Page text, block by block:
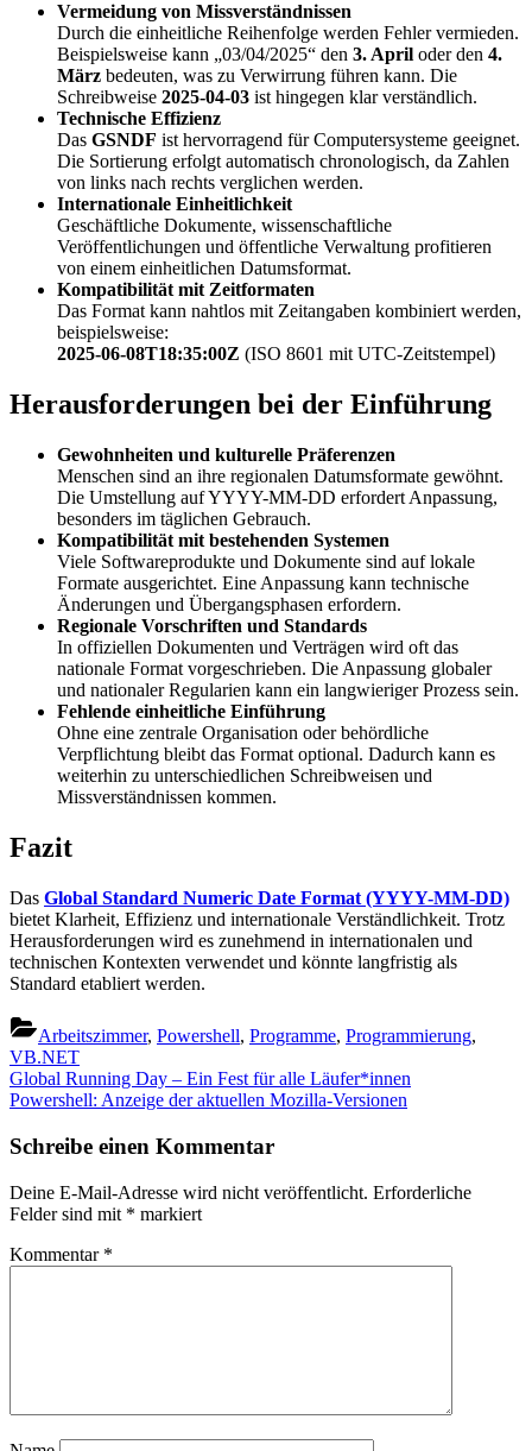
Vermeidung von Missverständnissen
Durch die einheitliche Reihenfolge werden Fehler vermieden.
Beispielsweise kann „03/04/2025“ den 3. April oder den 4.
März bedeuten, was zu Verwirrung führen kann. Die
Schreibweise 2025-04-03 ist hingegen klar verständlich.
Technische Effizienz
Das GSNDF ist hervorragend für Computersysteme geeignet.
Die Sortierung erfolgt automatisch chronologisch, da Zahlen
von links nach rechts verglichen werden.
Internationale Einheitlichkeit
Geschäftliche Dokumente, wissenschaftliche
Veröffentlichungen und öffentliche Verwaltung profitieren
von einem einheitlichen Datumsformat.
Kompatibilität mit Zeitformaten
Das Format kann nahtlos mit Zeitangaben kombiniert werden,
beispielsweise:
2025-06-08T18:35:00Z (ISO 8601 mit UTC-Zeitstempel)
Herausforderungen bei der Einführung
Gewohnheiten und kulturelle Präferenzen
Menschen sind an ihre regionalen Datumsformate gewöhnt.
Die Umstellung auf YYYY-MM-DD erfordert Anpassung,
besonders im täglichen Gebrauch.
Kompatibilität mit bestehenden Systemen
Viele Softwareprodukte und Dokumente sind auf lokale
Formate ausgerichtet. Eine Anpassung kann technische
Änderungen und Übergangsphasen erfordern.
Regionale Vorschriften und Standards
In offiziellen Dokumenten und Verträgen wird oft das
nationale Format vorgeschrieben. Die Anpassung globaler
und nationaler Regularien kann ein langwieriger Prozess sein.
Fehlende einheitliche Einführung
Ohne eine zentrale Organisation oder behördliche
Verpflichtung bleibt das Format optional. Dadurch kann es
weiterhin zu unterschiedlichen Schreibweisen und
Missverständnissen kommen.
Fazit
Das Global Standard Numeric Date Format (YYYY-MM-DD)
bietet Klarheit, Effizienz und internationale Verständlichkeit. Trotz
Herausforderungen wird es zunehmend in internationalen und
technischen Kontexten verwendet und könnte langfristig als
Standard etabliert werden.
Arbeitszimmer, Powershell, Programme, Programmierung,
VB.NET
Beitragsnavigation
Previous
Post:
Global Running Day – Ein Fest für alle Läufer*innen
Next
Powershell: Anzeige der aktuellen Mozilla-Versionen
Schreibe einen Kommentar
Deine E-Mail-Adresse wird nicht veröffentlicht. Erforderliche
Felder sind mit * markiert
Kommentar *